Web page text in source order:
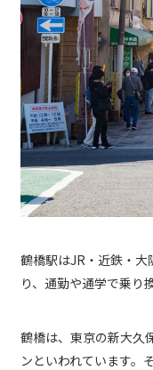
鶴橋駅はJR・近鉄・
り、通勤や通学で乗り
鶴橋は、東京の新大久
ンといわれています。